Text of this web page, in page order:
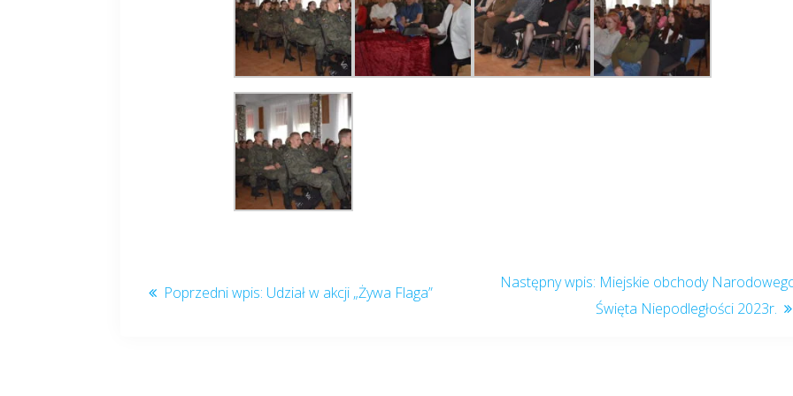
Udział w akcji „Żywa Flaga”
Miejskie obchody
Święta Niepodległości 2023r.